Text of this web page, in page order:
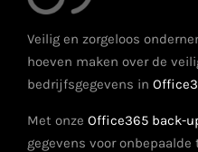
Veilig en zorgeloos
hoeven maken over de
bedrijfsgegevens in
Met onze Office365 back-
gegevens voor